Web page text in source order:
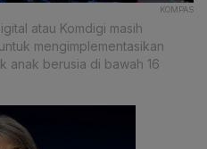
KOMPAS
atau Komdigi masih
mengimplementasikan
anak berusia di bawah 16